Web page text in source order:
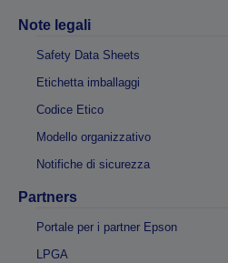
Note legali
Safety Data Sheets
Etichetta imballaggi
Codice Etico
Modello organizzativo
Notifiche di sicurezza
Partners
Portale per i partner Epson
LPGA